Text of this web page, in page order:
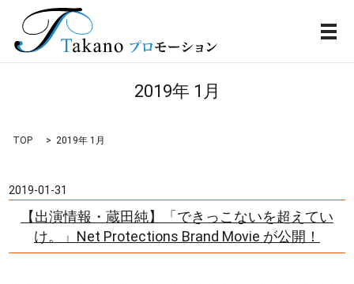
メ
2019年 1月
TOP 2019年 1月
2019-01-31
【出演情報・蔵田純】「できっこないを超えてい
け。」Net Protections Brand Movie が公開！